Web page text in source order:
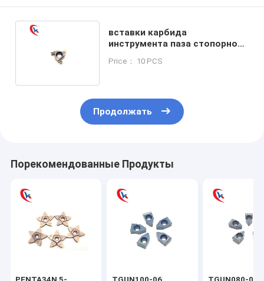
вставки карбида
инструмента паза стопорного
калибруя
Price： 10 PCS
Продолжать
Порекомендованные Продукты